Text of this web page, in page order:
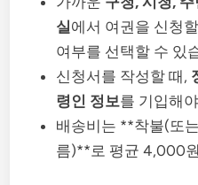
실에서 여권을 신청
여부를 선택할 수 있
신청서를 작성할 때,
령인 정보를 기입해
배송비는 **착불(또
름)**로 평균 4,000